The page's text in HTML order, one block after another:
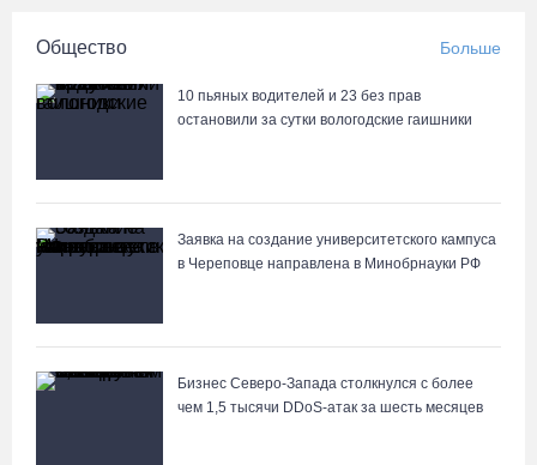
Общество Больше
10 пьяных водителей и 23 без прав
остановили за сутки вологодские гаишники
Заявка на создание университетского кампуса
в Череповце направлена в Минобрнауки РФ
Бизнес Северо-Запада столкнулся с более
чем 1,5 тысячи DDoS-атак за шесть месяцев